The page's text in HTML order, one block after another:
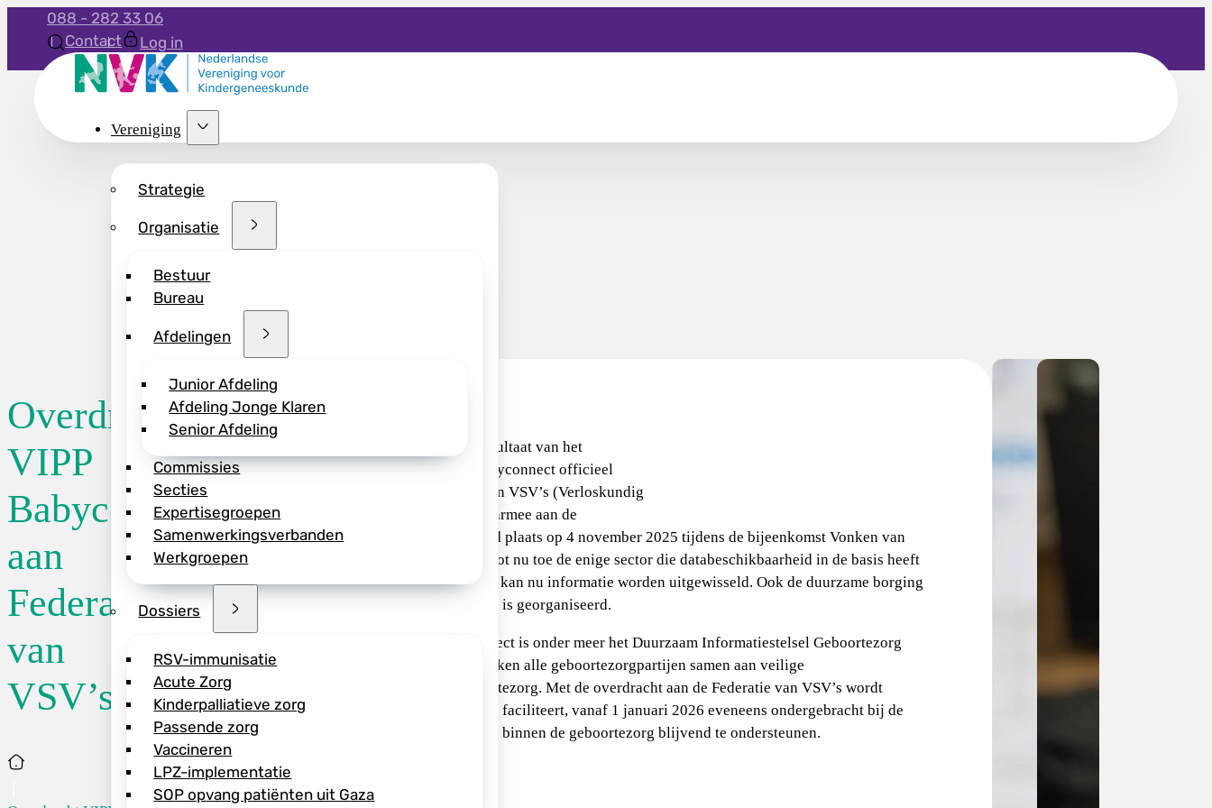
088 - 282 33 06
Contact
Log in
Vereniging
Strategie
Organisatie
Bestuur
Bureau
Afdelingen
Junior Afdeling
Afdeling Jonge Klaren
Senior Afdeling
Commissies
Secties
Expertisegroepen
Samenwerkingsverbanden
Werkgroepen
Dossiers
RSV-immunisatie
Acute Zorg
Kinderpalliatieve zorg
Passende zorg
Vaccineren
LPZ-implementatie
SOP opvang patiënten uit Gaza
Overdracht
VIPP
Babyconnect
aan
Federatie
van
VSV’s
Home
Stichting CareCodex heeft het resultaat van het
versnellingsprogramma VIPP Babyconnect officieel
overgedragen aan de Federatie van VSV’s (Verloskundig
Samenwerkingsverbanden) en daarmee aan de
geboortezorg. De overdracht vond plaats op 4 november 2025 tijdens de bijeenkomst Vonken van
Verandering. De geboortezorg is tot nu toe de enige sector die databeschikbaarheid in de basis heeft
geregeld; over regiogrenzen heen kan nu informatie worden uitgewisseld. Ook de duurzame borging
van digitale gegevensuitwisseling is georganiseerd.
Binnen het programma Babyconnect is onder meer het Duurzaam Informatiestelsel Geboortezorg
(DIG) ontwikkeld. In het DIG werken alle geboortezorgpartijen samen aan veilige
databeschikbaarheid in de geboortezorg. Met de overdracht aan de Federatie van VSV’s wordt
Blinkz, de organisatie die het DIG faciliteert, vanaf 1 januari 2026 eveneens ondergebracht bij de
Federatie om zo de samenwerking binnen de geboortezorg blijvend te ondersteunen.